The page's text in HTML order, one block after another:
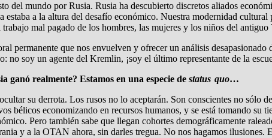
del mundo por Rusia. Rusia ha descubierto discretos aliados
a la altura del desafío económico. Nuestra modernidad
mal pagado de los hombres, las mujeres y los niños del
permanente que nos envuelven y ofrecer un análisis
soy un agente del Kremlin, ¡soy el último representante de la
ganó realmente? Estamos en una especie de status quo…
su derrota. Los rusos no lo aceptarán. Son conscientes no sólo
bélicos economizando en recursos humanos, y se está tomando su
Pero también sabe que llegan cohortes demográficamente
y a la OTAN ahora, sin darles tregua. No nos hagamos ilusiones.